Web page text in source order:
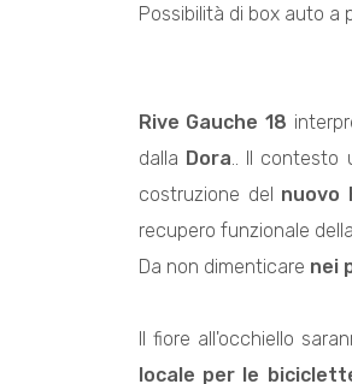
Possibilità di box auto a
Rive Gauche 18
dalla Dora.. Il contesto
costruzione del nuovo
recupero funzionale
Da non dimenticare nei
Il fiore all'occhiello
locale per le